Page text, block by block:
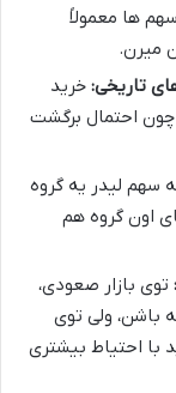
ها معمولاً
میرن.
تاریخی: خرید
احتمال برگشت
سهم لیدر یه گروه
اون گروه هم
توی بازار صعودی،
باشن، ولی توی
با احتیاط بیشتری